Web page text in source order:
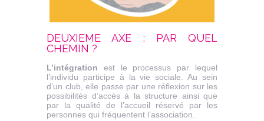
DEUXIEME AXE : PAR QUEL
CHEMIN ?
L’intégration est le processus par lequel
l’individu participe à la vie sociale. Au sein
d’un club, elle passe par une réflexion sur les
possibilités d’accès à la structure ainsi que
par la qualité de l’accueil réservé par les
personnes qui fréquentent l’association.